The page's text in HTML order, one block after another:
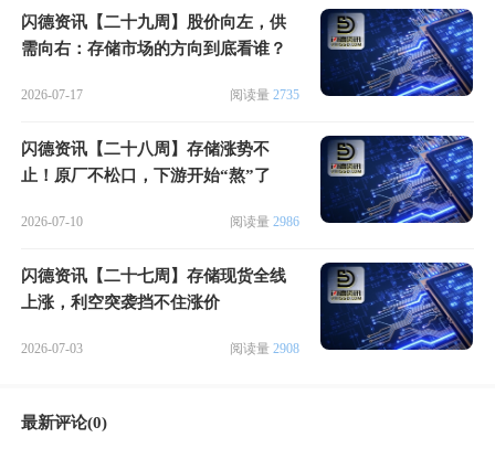
闪德资讯【二十九周】股价向左，供
需向右：存储市场的方向到底看谁？
2026-07-17 阅读量 2735
闪德资讯【二十八周】存储涨势不
止！原厂不松口，下游开始“熬”了
2026-07-10 阅读量 2986
闪德资讯【二十七周】存储现货全线
上涨，利空突袭挡不住涨价
2026-07-03 阅读量 2908
最新评论(0)